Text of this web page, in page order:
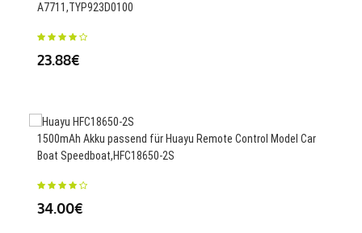
A7711,TYP923D0100
23.88€
1500mAh Akku passend für Huayu Remote Control Model Car
Boat Speedboat,HFC18650-2S
34.00€